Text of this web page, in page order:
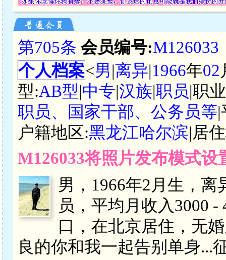
第705条 会员编号:M126033
个人档案<男|离异|1966年02
型:AB型|中专|汉族|职员|职
职员、国家干部、公务员等|
户籍地区:黑龙江哈尔滨|居
M126033将照片发布模式
男，1966年2月生，
员，平均月收入3000
口，在北京居住，无
良的你和我一起告别单身...